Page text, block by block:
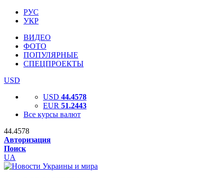
РУС
УКР
ВИДЕО
ФОТО
ПОПУЛЯРНЫЕ
СПЕЦПРОЕКТЫ
USD
USD 44.4578
EUR 51.2443
Все курсы валют
44.4578
Авторизация
Поиск
UA